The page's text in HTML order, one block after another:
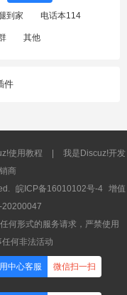
到家 电话本114
其他
件
使用教程
我是Discuz!开发
商
皖ICP备16010102号-4 增值
20200047
何形式的服务请求，严禁使用
何非法活动
中心客服 微信扫一扫